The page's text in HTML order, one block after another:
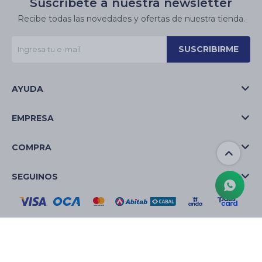
Suscríbete a nuestra newsletter
Recibe todas las novedades y ofertas de nuestra tienda.
SUSCRIBIRME
AYUDA
EMPRESA
COMPRA
SEGUINOS